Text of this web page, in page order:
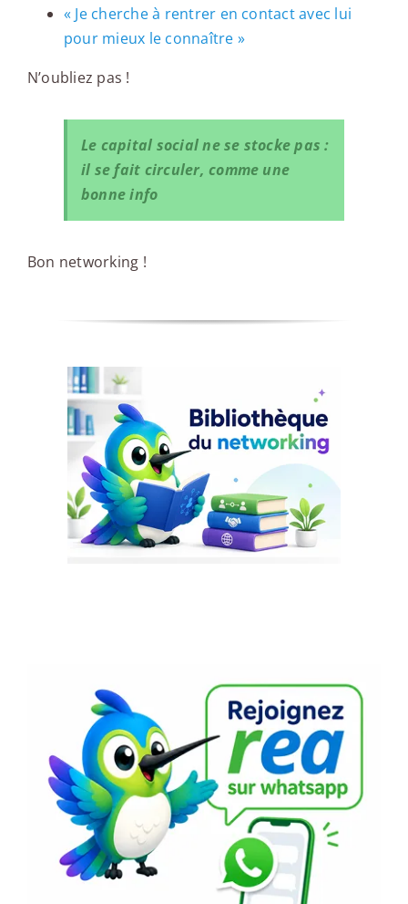
« Je cherche à rentrer en contact avec lui
pour mieux le connaître »
N’oubliez pas !
Le capital social ne se stocke pas :
il se fait circuler, comme une
bonne info
Bon networking !